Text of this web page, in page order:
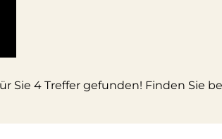
Sie 4 Treffer gefunden! Finden Sie